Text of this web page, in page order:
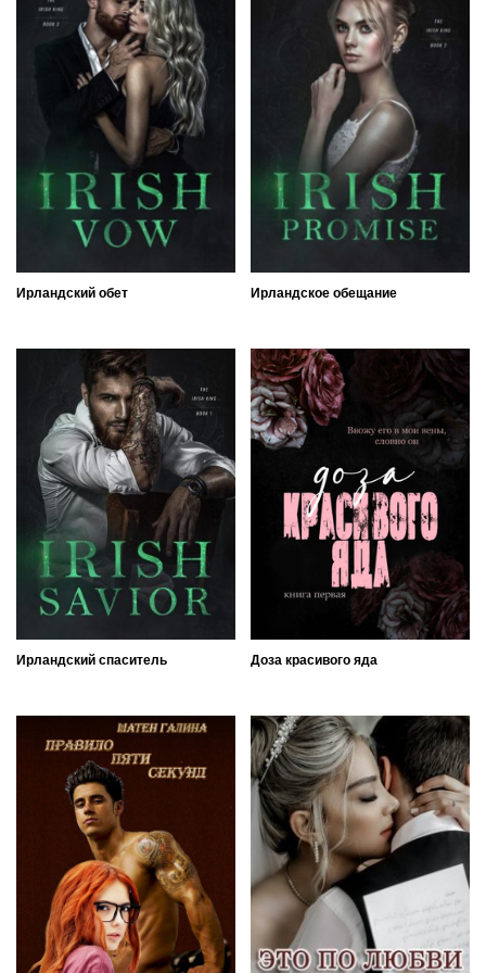
Ирландский обет Ирландское обещание
Ирландский спаситель Доза красивого яда